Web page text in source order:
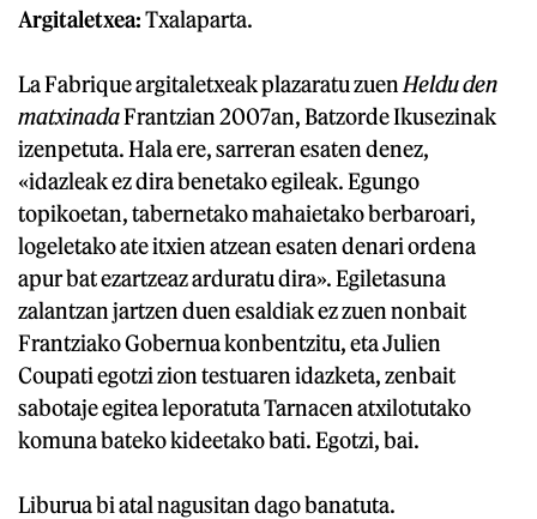
Argitaletxea:Txalaparta.
La Fabrique argitaletxeak plazaratu zuen Heldu den
matxinadaFrantzian 2007an, Batzorde Ikusezinak
izenpetuta. Hala ere, sarreran esaten denez,
«idazleak ez dira benetako egileak. Egungo
topikoetan, tabernetako mahaietako berbaroari,
logeletako ate itxien atzean esaten denari ordena
apur bat ezartzeaz arduratu dira». Egiletasuna
zalantzan jartzen duen esaldiak ez zuen nonbait
Frantziako Gobernua konbentzitu, eta Julien
Coupati egotzi zion testuaren idazketa, zenbait
sabotaje egitea leporatuta Tarnacen atxilotutako
komuna bateko kideetako bati. Egotzi, bai.
Liburua bi atal nagusitan dago banatuta.